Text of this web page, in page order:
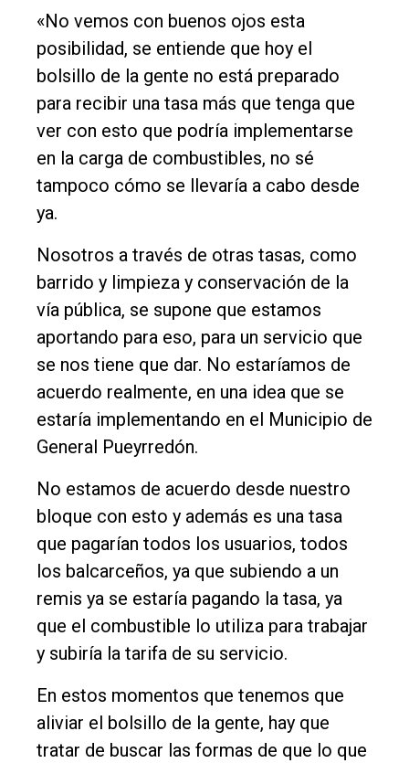
Int.
General
Política
Cultura
Entrevistas
Rural
Deportes
Fúnebres
Edición
Empresa
Nosotros
Contacto
«No vemos con buenos ojos esta
posibilidad, se entiende que hoy el
bolsillo de la gente no está preparado
para recibir una tasa más que tenga que
ver con esto que podría implementarse
en la carga de combustibles, no sé
tampoco cómo se llevaría a cabo desde
ya.
Nosotros a través de otras tasas, como
barrido y limpieza y conservación de la
vía pública, se supone que estamos
aportando para eso, para un servicio que
se nos tiene que dar. No estaríamos de
acuerdo realmente, en una idea que se
estaría implementando en el Municipio de
General Pueyrredón.
No estamos de acuerdo desde nuestro
bloque con esto y además es una tasa
que pagarían todos los usuarios, todos
los balcarceños, ya que subiendo a un
remis ya se estaría pagando la tasa, ya
que el combustible lo utiliza para trabajar
y subiría la tarifa de su servicio.
En estos momentos que tenemos que
aliviar el bolsillo de la gente, hay que
tratar de buscar las formas de que lo que